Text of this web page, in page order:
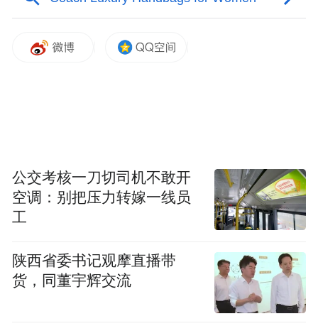
学者型设计师：十余年深耕可持续时尚
本场发布秀的核心创作者姜珊梓，对可持续
持续时尚品牌 关下 与 Saanzii Jiang 的创始人
及设计总监，同时也是 ReVougeX 的发起人
之一，她兼具扎实的学术理论与前沿的行业
公交考核一刀切司机不敢开
空调：别把压力转嫁一线员
工
陕西省委书记观摩直播带
货，同董宇辉交流